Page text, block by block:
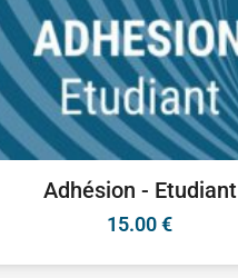
Adhésion - Etudiant
15.00€